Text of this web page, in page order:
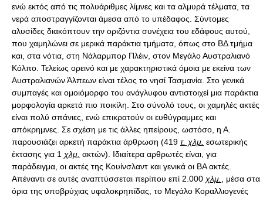
ενώ εκτός από τις πολυάριθμες λίμνες και τα αλμυρά τέλματα, τα
νερά αποστραγγίζονται άμεσα από το υπέδαφος. Σύντομες
αλυσίδες διακόπτουν την οριζόντια συνέχεια του εδάφους αυτού,
που χαμηλώνει σε μερικά παράκτια τμήματα, όπως στο ΒΔ τμήμα
και, στα νότια, στη Νάλαρμπορ Πλέιν, στον Μεγάλο Αυστραλιανό
Κόλπο. Τελείως ορεινό και με χαρακτηριστικά όμοια με εκείνα των
Αυστραλιανών Άλπεων είναι τέλος το νησί Τασμανία. Στο γενικά
συμπαγές και ομοιόμορφο του ανάγλυφου αντιστοιχεί μια παράκτια
μορφολογία αρκετά πιο ποικίλη. Στο σύνολό τους, οι χαμηλές ακτές
είναι πολύ σπάνιες, ενώ επικρατούν οι ευθύγραμμες και
απόκρημνες. Σε σχέση με τις άλλες ηπείρους, ωστόσο, η Α.
παρουσιάζει αρκετή παράκτια άρθρωση (419 τ. χλμ. εσωτερικής
έκτασης για 1 χλμ. ακτών). Ιδιαίτερα αρθρωτές είναι, για
παράδειγμα, οι ακτές της Κουίνσλαντ και γενικά οι ΒΑ ακτές.
Απέναντι σε αυτές αναπτύσσεται περίπου επί 2.000 χλμ.
, μέσα στα
όρια της υποβρύχιας υφαλοκρηπίδας, το Μεγάλο Κοραλλιογενές